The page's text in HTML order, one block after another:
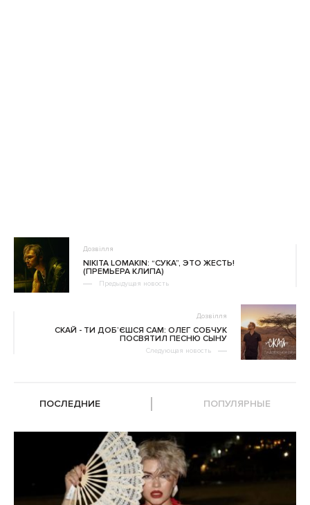
Дозвілля
NIKITA LOMAKIN: “СУКА”, ЭТО ЖЕСТЬ!
(ПРЕМЬЕРА КЛИПА)
Предыдущая новость
Дозвілля
СКАЙ - ТИ ДОБ’ЄШСЯ САМ: ОЛЕГ СОБЧУК
ПОСВЯТИЛ ПЕСНЮ СЫНУ
Следующая новость
ПОСЛЕДНИЕ ПОПУЛЯРНЫЕ